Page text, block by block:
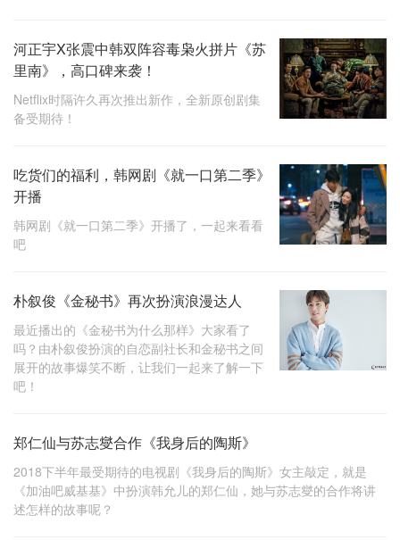
河正宇X张震中韩双阵容毒枭火拼片《苏
里南》，高口碑来袭！
Netflix时隔许久再次推出新作，全新原创剧集
备受期待！
吃货们的福利，韩网剧《就一口第二季》
开播
韩网剧《就一口第二季》开播了，一起来看看
吧
朴叙俊《金秘书》再次扮演浪漫达人
最近播出的《金秘书为什么那样》大家看了
吗？由朴叙俊扮演的自恋副社长和金秘书之间
展开的故事爆笑不断，让我们一起来了解一下
吧！
郑仁仙与苏志燮合作《我身后的陶斯》
2018下半年最受期待的电视剧《我身后的陶斯》女主敲定，就是
《加油吧威基基》中扮演韩允儿的郑仁仙，她与苏志燮的合作将讲
述怎样的故事呢？